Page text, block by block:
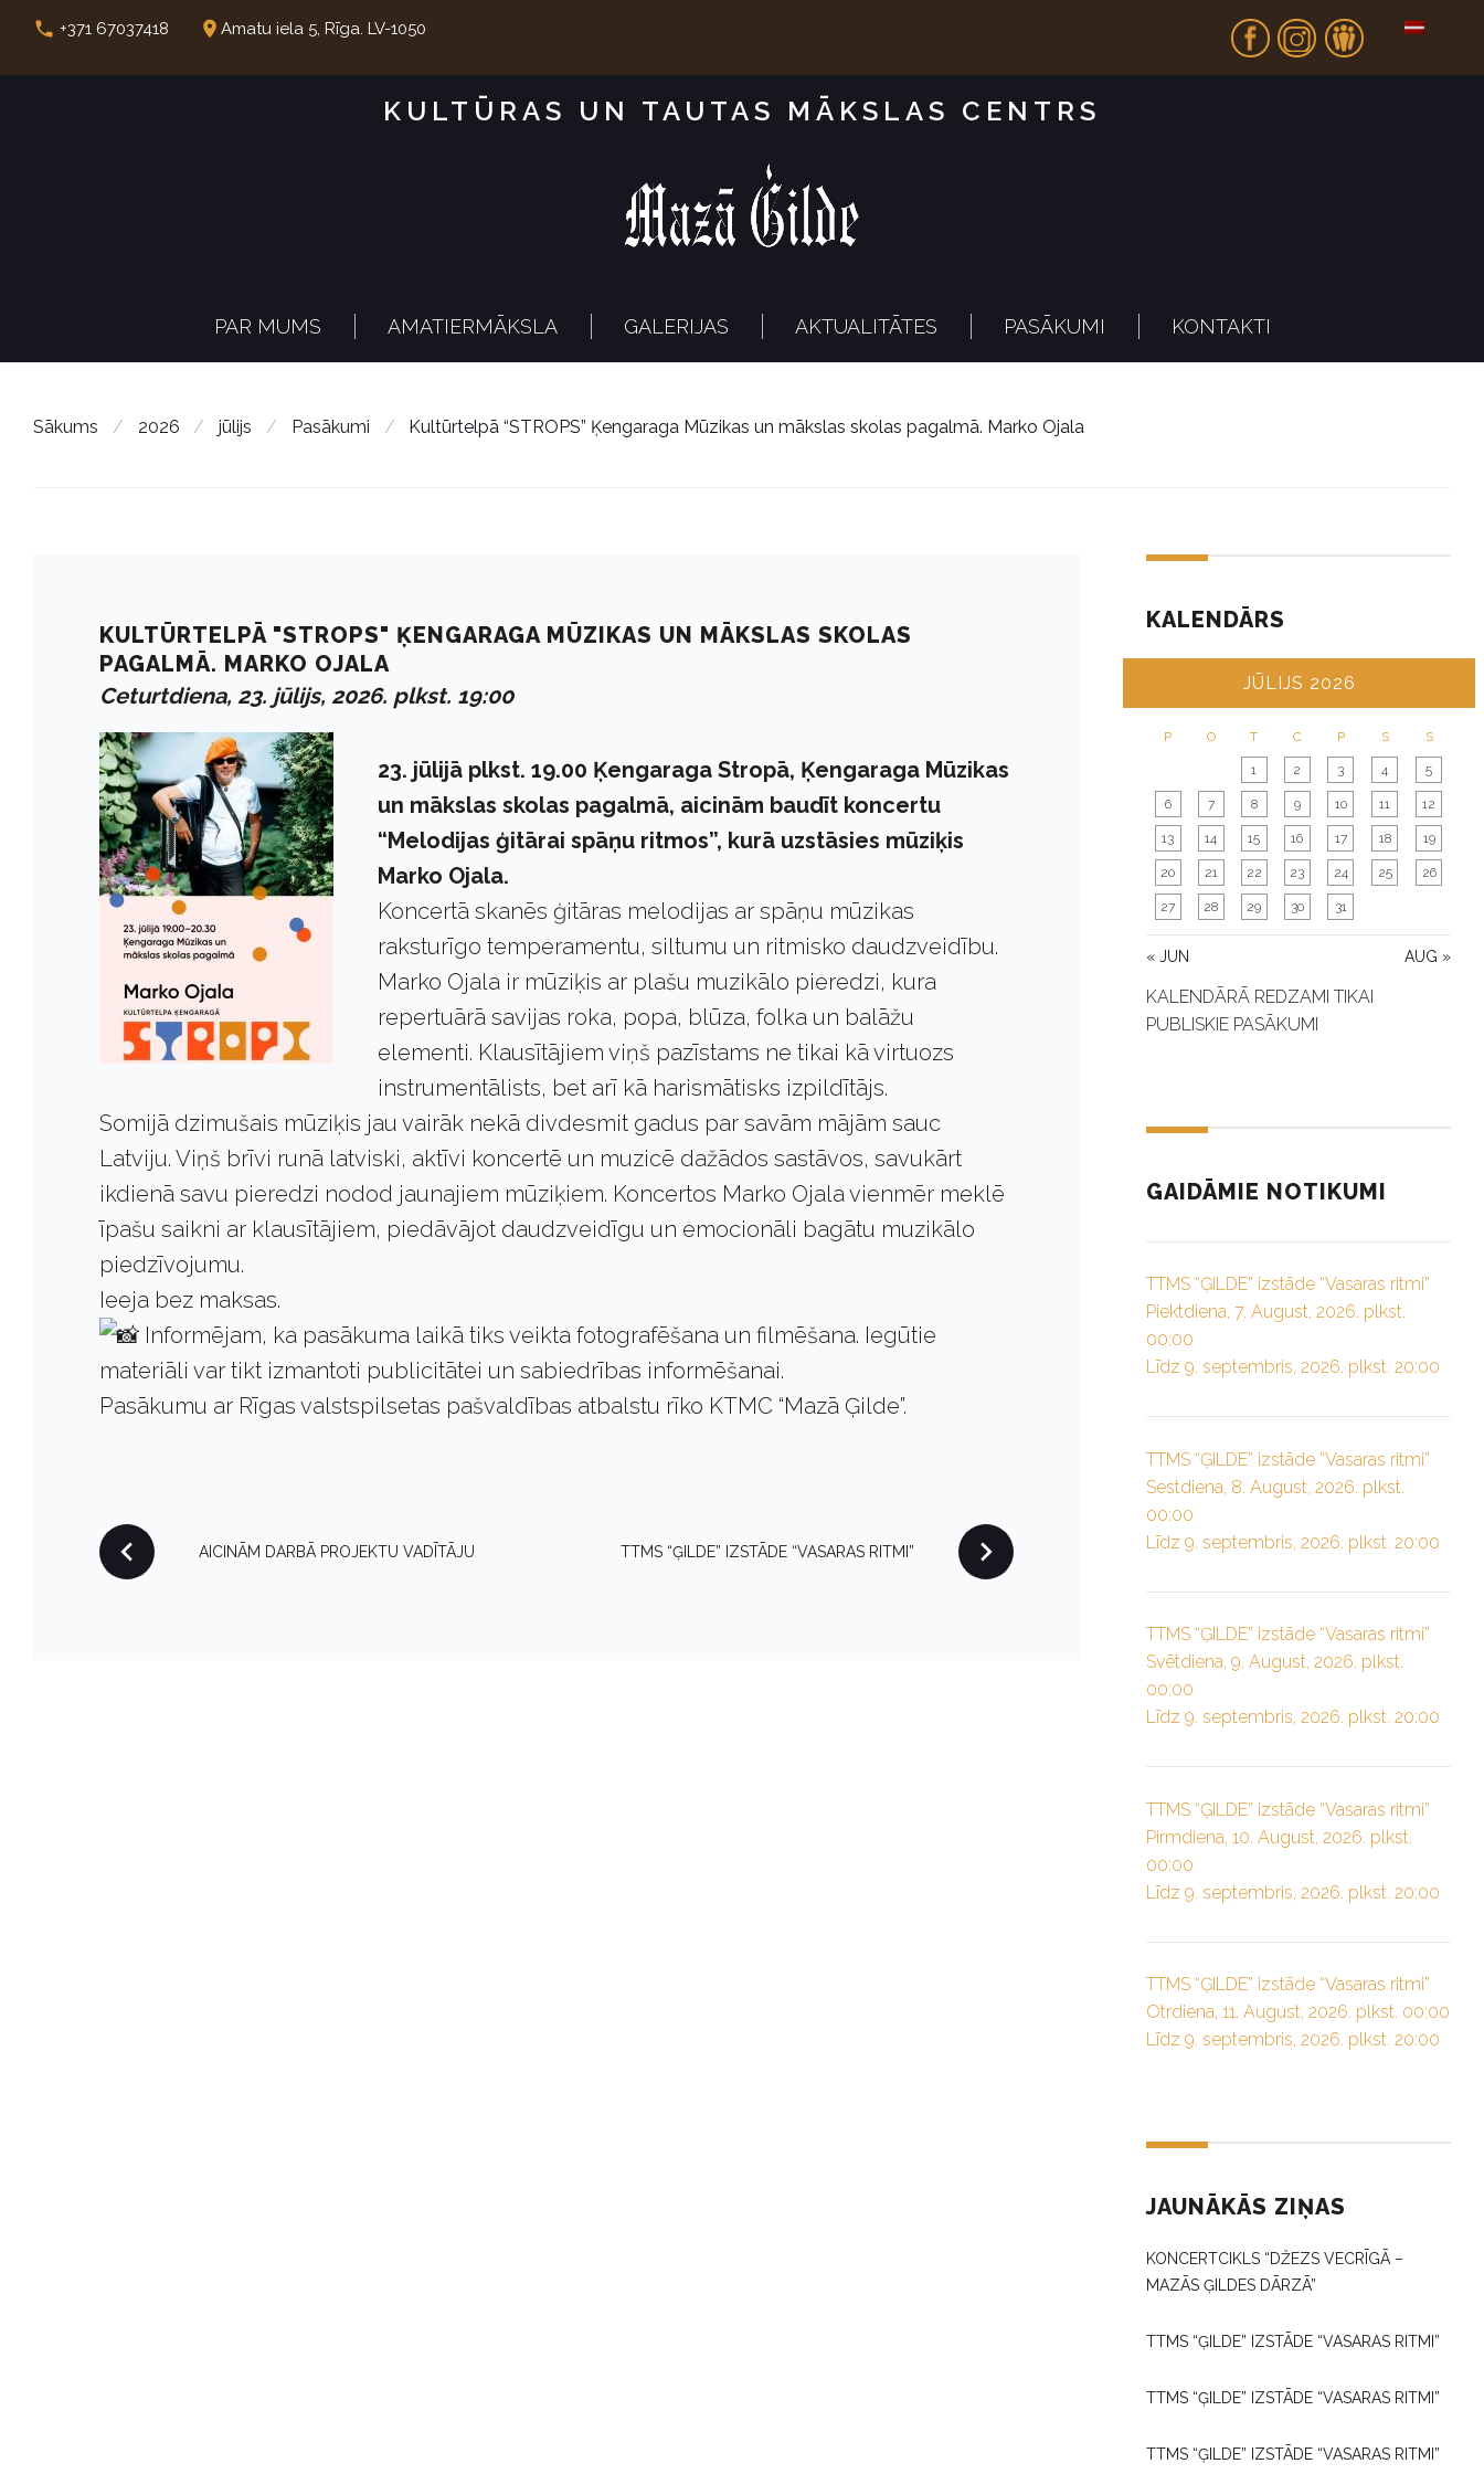
e
Fb In Dr
call +371 67037418 place Amatu iela 5, Rīga. LV-1050
KULTŪRAS UN TAUTAS MĀKSLAS CENTRS
PAR MUMS AMATIERMĀKSLA GALERIJAS AKTUALITĀTES PASĀKUMI KONTAKTI
Sākums / 2026 / jūlijs / Pasākumi / Kultūrtelpā “STROPS” Ķengaraga Mūzikas un mākslas skolas pagalmā. Marko Ojala
KULTŪRTELPĀ "STROPS" ĶENGARAGA MŪZIKAS UN MĀKSLAS SKOLAS
PAGALMĀ. MARKO OJALA
Ceturtdiena, 23. jūlijs, 2026. plkst. 19:00
23. jūlijā plkst. 19.00 Ķengaraga Stropā, Ķengaraga Mūzikas
un mākslas skolas pagalmā, aicinām baudīt koncertu
“Melodijas ģitārai spāņu ritmos”, kurā uzstāsies mūziķis
Marko Ojala.
Koncertā skanēs ģitāras melodijas ar spāņu mūzikas
raksturīgo temperamentu, siltumu un ritmisko daudzveidību.
Marko Ojala ir mūziķis ar plašu muzikālo pieredzi, kura
repertuārā savijas roka, popa, blūza, folka un balāžu
elementi. Klausītājiem viņš pazīstams ne tikai kā virtuozs
instrumentālists, bet arī kā harismātisks izpildītājs.
Somijā dzimušais mūziķis jau vairāk nekā divdesmit gadus par savām mājām sauc
Latviju. Viņš brīvi runā latviski, aktīvi koncertē un muzicē dažādos sastāvos, savukārt
ikdienā savu pieredzi nodod jaunajiem mūziķiem. Koncertos Marko Ojala vienmēr meklē
īpašu saikni ar klausītājiem, piedāvājot daudzveidīgu un emocionāli bagātu muzikālo
piedzīvojumu.
Ieeja bez maksas.
Informējam, ka pasākuma laikā tiks veikta fotografēšana un filmēšana. Iegūtie
materiāli var tikt izmantoti publicitātei un sabiedrības informēšanai.
Pasākumu ar Rīgas valstspilsetas pašvaldības atbalstu rīko KTMC “Mazā Ģilde”.
P
AICINĀM DARBĀ PROJEKTU VADĪTĀJU TTMS “ĢILDE” IZSTĀDE “VASARAS RITMI”
KALENDĀRS
JŪLIJS 2026
P O T C P S S
« JUN AUG »
1 2 3 4 5
6 7 8 9 10 11 12
13 14 15 16 17 18 19
20 21 22 23 24 25 26
27 28 29 30 31
KALENDĀRĀ REDZAMI TIKAI
PUBLISKIE PASĀKUMI
GAIDĀMIE NOTIKUMI
TTMS “ĢILDE” izstāde “Vasaras ritmi”
Piektdiena, 7. August, 2026. plkst.
00:00
Līdz 9. septembris, 2026. plkst. 20:00
TTMS “ĢILDE” izstāde “Vasaras ritmi”
Sestdiena, 8. August, 2026. plkst.
00:00
Līdz 9. septembris, 2026. plkst. 20:00
TTMS “ĢILDE” izstāde “Vasaras ritmi”
Svētdiena, 9. August, 2026. plkst.
00:00
Līdz 9. septembris, 2026. plkst. 20:00
TTMS “ĢILDE” izstāde “Vasaras ritmi”
Pirmdiena, 10. August, 2026. plkst.
00:00
Līdz 9. septembris, 2026. plkst. 20:00
TTMS “ĢILDE” izstāde “Vasaras ritmi”
Otrdiena, 11. August, 2026. plkst. 00:00
Līdz 9. septembris, 2026. plkst. 20:00
JAUNĀKĀS ZIŅAS
KONCERTCIKLS “DŽEZS VECRĪGĀ –
MAZĀS ĢILDES DĀRZĀ”
TTMS “ĢILDE” IZSTĀDE “VASARAS RITMI”
TTMS “ĢILDE” IZSTĀDE “VASARAS RITMI”
TTMS “ĢILDE” IZSTĀDE “VASARAS RITMI”